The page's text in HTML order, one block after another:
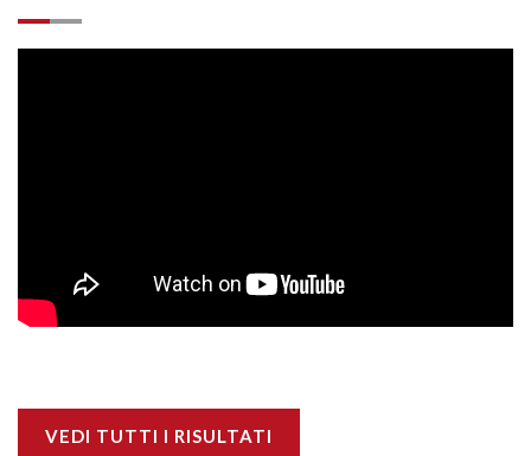
VEDI TUTTI I RISULTATI